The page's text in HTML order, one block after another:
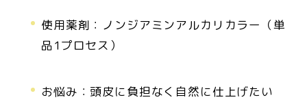
使用薬剤：ノンジアミンアルカリカラー（単
品1プロセス）
お悩み：頭皮に負担なく自然に仕上げたい